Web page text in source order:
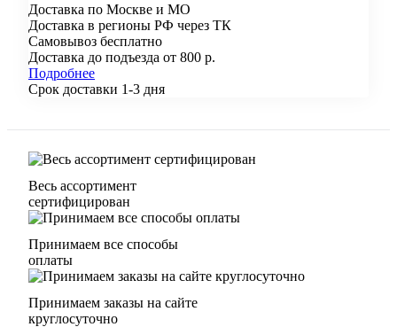
Доставка по Москве и МО
Доставка в регионы РФ через ТК
Самовывоз бесплатно
Доставка до подъезда от 800 р.
Подробнее
Срок доставки 1-3 дня
Весь ассортимент
сертифицирован
Принимаем все способы
оплаты
Принимаем заказы на сайте
круглосуточно